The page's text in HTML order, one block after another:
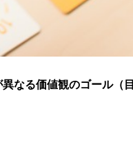
なる価値観のゴール（目